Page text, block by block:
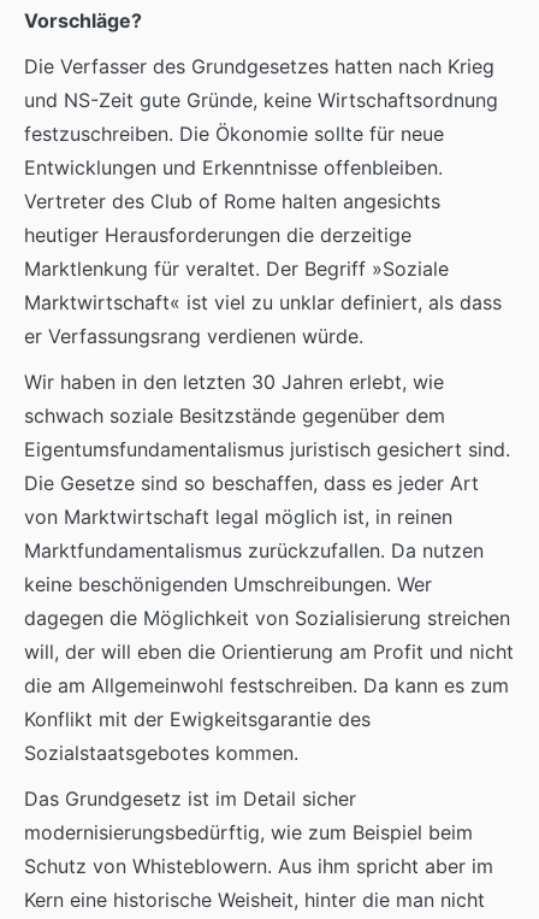
Vorschläge?
Die Verfasser des Grundgesetzes hatten nach Krieg
und NS-Zeit gute Gründe, keine Wirtschaftsordnung
festzuschreiben. Die Ökonomie sollte für neue
Entwicklungen und Erkenntnisse offenbleiben.
Vertreter des Club of Rome halten angesichts
heutiger Herausforderungen die derzeitige
Marktlenkung für veraltet. Der Begriff »Soziale
Marktwirtschaft« ist viel zu unklar definiert, als dass
er Verfassungsrang verdienen würde.
Wir haben in den letzten 30 Jahren erlebt, wie
schwach soziale Besitzstände gegenüber dem
Eigentumsfundamentalismus juristisch gesichert sind.
Die Gesetze sind so beschaffen, dass es jeder Art
von Marktwirtschaft legal möglich ist, in reinen
Marktfundamentalismus zurückzufallen. Da nutzen
keine beschönigenden Umschreibungen. Wer
dagegen die Möglichkeit von Sozialisierung streichen
will, der will eben die Orientierung am Profit und nicht
die am Allgemeinwohl festschreiben. Da kann es zum
Konflikt mit der Ewigkeitsgarantie des
Sozialstaatsgebotes kommen.
Das Grundgesetz ist im Detail sicher
modernisierungsbedürftig, wie zum Beispiel beim
Schutz von Whisteblowern. Aus ihm spricht aber im
Kern eine historische Weisheit, hinter die man nicht